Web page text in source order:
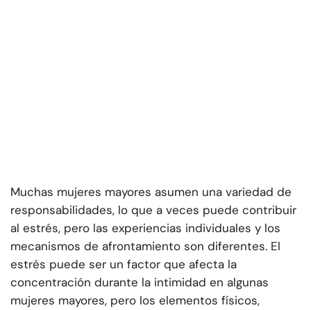
Muchas mujeres mayores asumen una variedad de
responsabilidades, lo que a veces puede contribuir
al estrés, pero las experiencias individuales y los
mecanismos de afrontamiento son diferentes. El
estrés puede ser un factor que afecta la
concentración durante la intimidad en algunas
mujeres mayores, pero los elementos físicos,